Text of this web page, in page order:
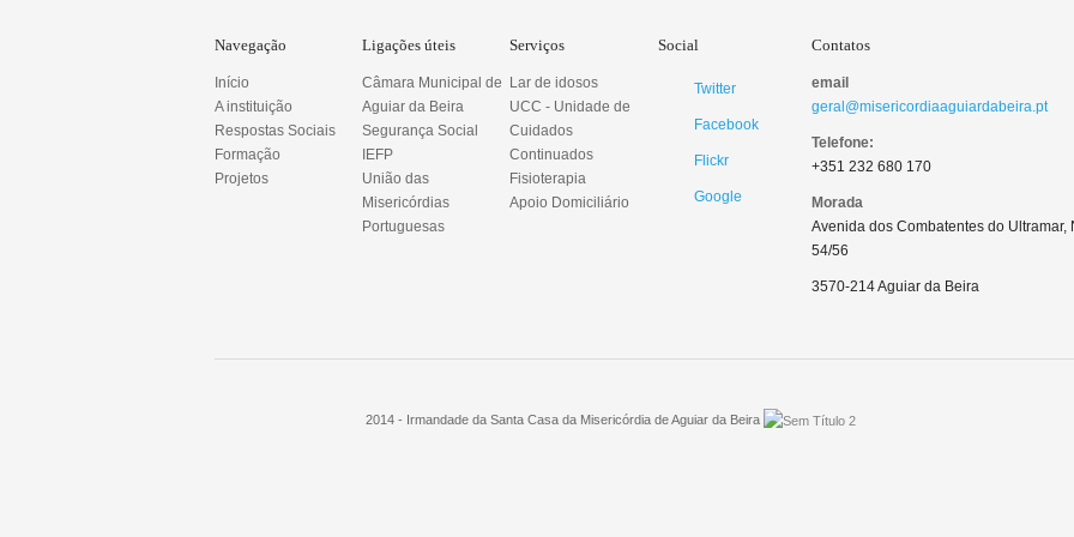
Navegação
Início
A instituição
Respostas Sociais
Formação
Projetos
Ligações úteis
Câmara Municipal de
Aguiar da Beira
Segurança Social
IEFP
União das
Misericórdias
Portuguesas
Serviços
Lar de idosos
UCC - Unidade de
Cuidados
Continuados
Fisioterapia
Apoio Domiciliário
Social
Twitter
Facebook
Flickr
Google
Contatos
email
geral@misericordiaaguiardabeira.pt
Telefone:
+351 232 680 170
Morada
Avenida dos Combatentes do Ultramar,
54/56
3570-214 Aguiar da Beira
2014 - Irmandade da Santa Casa da Misericórdia de Aguiar da Beira